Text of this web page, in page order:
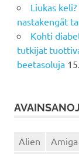
Liukas
nastakengät
Kohti
tutkijat
beetasoluja
Alien Amiga